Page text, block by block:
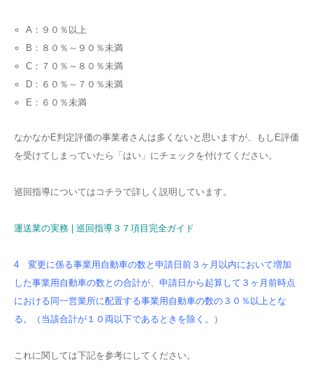
A：９０％以上
B：８０％～９０％未満
C：７０％～８０％未満
D：６０％～７０％未満
E：６０％未満
なかなかE判定評価の事業者さんは多くないと思いますが、もしE評価
を受けてしまっていたら「はい」にチェックを付けてください。
巡回指導についてはコチラで詳しく説明しています。
運送業の実務 | 巡回指導３７項目完全ガイド
4 変更に係る事業用自動車の数と申請日前３ヶ月以内において増加
した事業用自動車の数との合計が、申請日から起算して３ヶ月前時点
における同一営業所に配置する事業用自動車の数の３０％以上とな
る。（当該合計が１０両以下であるときを除く。）
これに関しては下記を参考にしてください。